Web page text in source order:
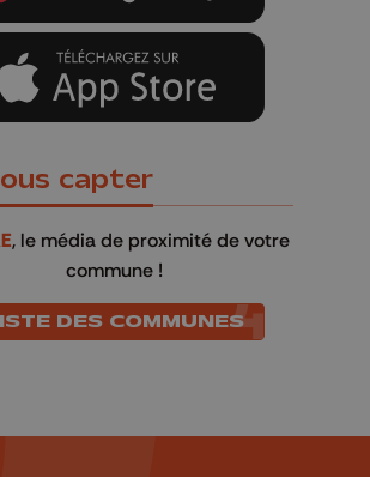
capter
, le média de proximité de votre
commune !
DES COMMUNES